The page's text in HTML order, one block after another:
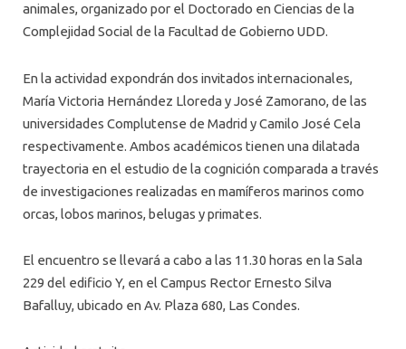
animales, organizado por el Doctorado en Ciencias de la
Complejidad Social de la Facultad de Gobierno UDD.
En la actividad expondrán dos invitados internacionales,
María Victoria Hernández Lloreda y José Zamorano, de las
universidades Complutense de Madrid y Camilo José Cela
respectivamente. Ambos académicos tienen una dilatada
trayectoria en el estudio de la cognición comparada a través
de investigaciones realizadas en mamíferos marinos como
orcas, lobos marinos, belugas y primates.
El encuentro se llevará a cabo a las 11.30 horas en la Sala
229 del edificio Y, en el Campus Rector Ernesto Silva
Bafalluy, ubicado en Av. Plaza 680, Las Condes.